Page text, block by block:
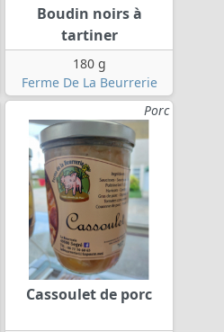
Boudin noirs à
tartiner
180 g
Ferme De La Beurrerie
Porc
Cassoulet de porc